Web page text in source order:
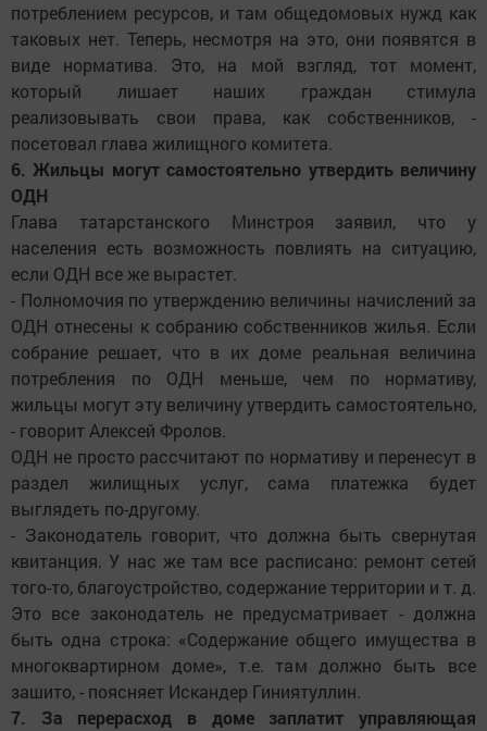
потреблением ресурсов, и там общедомовых нужд как
таковых нет. Теперь, несмотря на это, они появятся в
виде норматива. Это, на мой взгляд, тот момент,
который лишает наших граждан стимула
реализовывать свои права, как собственников, -
посетовал глава жилищного комитета.
6. Жильцы могут самостоятельно утвердить величину
ОДН
Глава татарстанского Минстроя заявил, что у
населения есть возможность повлиять на ситуацию,
если ОДН все же вырастет.
- Полномочия по утверждению величины начислений за
ОДН отнесены к собранию собственников жилья. Если
собрание решает, что в их доме реальная величина
потребления по ОДН меньше, чем по нормативу,
жильцы могут эту величину утвердить самостоятельно,
- говорит Алексей Фролов.
ОДН не просто рассчитают по нормативу и перенесут в
раздел жилищных услуг, сама платежка будет
выглядеть по-другому.
- Законодатель говорит, что должна быть свернутая
квитанция. У нас же там все расписано: ремонт сетей
того-то, благоустройство, содержание территории и т. д.
Это все законодатель не предусматривает - должна
быть одна строка: «Содержание общего имущества в
многоквартирном доме», т.е. там должно быть все
зашито, - поясняет Искандер Гиниятуллин.
7. За перерасход в доме заплатит управляющая